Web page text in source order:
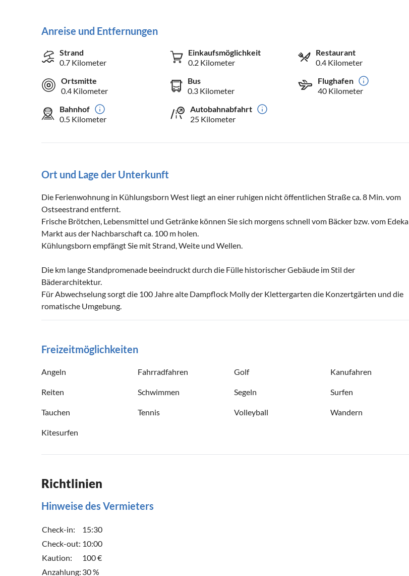
Anreise und Entfernungen
Strand
0.7 Kilometer
Einkaufsmöglichkeit
0.2 Kilometer
Restaurant
0.4 Kilometer
Ortsmitte
0.4 Kilometer
Bus
0.3 Kilometer
Flughafen
40 Kilometer
Bahnhof
0.5 Kilometer
Autobahnabfahrt
25 Kilometer
Ort und Lage der Unterkunft
Die Ferienwohnung in Kühlungsborn West liegt an einer ruhigen nicht öffentlichen Straße ca. 8 Min. vom
Ostseestrand entfernt.
Frische Brötchen, Lebensmittel und Getränke können Sie sich morgens schnell vom Bäcker bzw. vom Edeka
Markt aus der Nachbarschaft ca. 100 m holen.
Kühlungsborn empfängt Sie mit Strand, Weite und Wellen.
Die km lange Standpromenade beeindruckt durch die Fülle historischer Gebäude im Stil der
Bäderarchitektur.
Für Abwechselung sorgt die 100 Jahre alte Dampflock Molly der Klettergarten die Konzertgärten und die
romatische Umgebung.
Freizeitmöglichkeiten
Angeln Fahrradfahren Golf Kanufahren
Reiten Schwimmen Segeln Surfen
Tauchen Tennis Volleyball Wandern
Kitesurfen
Richtlinien
Hinweise des Vermieters
Check-in:
15:30
Check-out: 10:00
Kaution:
100 €
Anzahlung: 30 %